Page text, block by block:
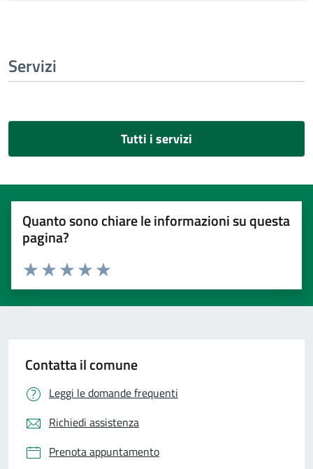
Servizi
Tutti i servizi
Quanto sono chiare le informazioni su questa
pagina?
Valuta 5 stelle su 5
Valuta 4 stelle su 5
Valuta 3 stelle su 5
Valuta 2 stelle su 5
Valuta 1 stelle su 5
Contatta il comune
Leggi le domande frequenti
Richiedi assistenza
Prenota appuntamento